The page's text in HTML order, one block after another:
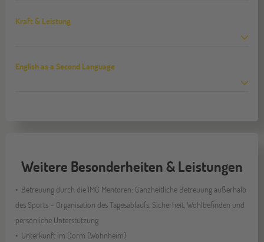
Kraft & Leistung
English as a Second Language
Weitere Besonderheiten & Leistungen
Betreuung durch die IMG Mentoren: Ganzheitliche Betreuung außerhalb
des Sports – Organisation des Tagesablaufs, Sicherheit, Wohlbefinden und
persönliche Unterstützung
Unterkunft im Dorm (Wohnheim)